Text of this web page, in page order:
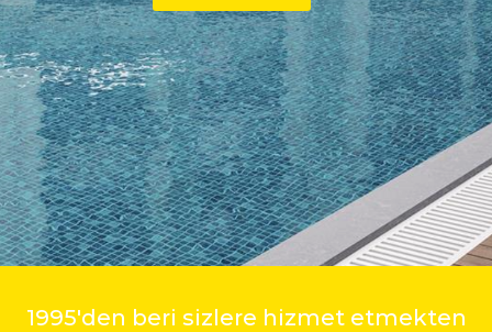
1995'den beri sizlere hizmet etmekten